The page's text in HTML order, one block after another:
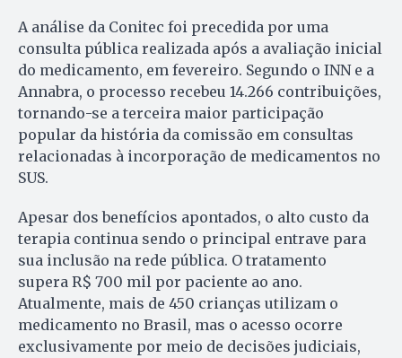
A análise da Conitec foi precedida por uma
consulta pública realizada após a avaliação inicial
do medicamento, em fevereiro. Segundo o INN e a
Annabra, o processo recebeu 14.266 contribuições,
tornando-se a terceira maior participação
popular da história da comissão em consultas
relacionadas à incorporação de medicamentos no
SUS.
Apesar dos benefícios apontados, o alto custo da
terapia continua sendo o principal entrave para
sua inclusão na rede pública. O tratamento
supera R$ 700 mil por paciente ao ano.
Atualmente, mais de 450 crianças utilizam o
medicamento no Brasil, mas o acesso ocorre
exclusivamente por meio de decisões judiciais,